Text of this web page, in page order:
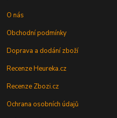
O nás
Obchodní podmínky
Doprava a dodání zboží
Recenze Heureka.cz
Recenze Zbozi.cz
Ochrana osobních údajů